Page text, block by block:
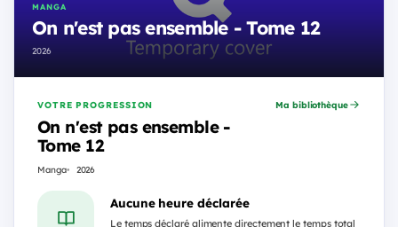
MANGA
On n'est pas ensemble - Tome 12
2026
VOTRE PROGRESSION
On n'est pas ensemble -
Tome 12
Manga 2026
Ma bibliothèque
Aucune heure déclarée
Le temps déclaré alimente directement le temps total